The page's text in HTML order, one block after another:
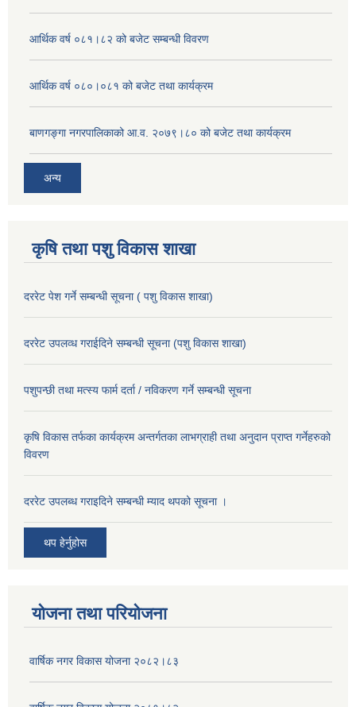
आर्थिक वर्ष ०८१।८२ को बजेट सम्बन्धी विवरण
आर्थिक वर्ष ०८०।०८१ को बजेट तथा कार्यक्रम
बाणगङ्गा नगरपालिकाको आ.व. २०७९।८० को बजेट तथा कार्यक्रम
अन्य
कृषि तथा पशु विकास शाखा
दररेट पेश गर्ने सम्बन्धी सूचना ( पशु विकास शाखा)
दररेट उपलव्ध गराईदिने सम्बन्धी सूचना (पशु विकास शाखा)
पशुपन्छी तथा मत्स्य फार्म दर्ता / नविकरण गर्ने सम्बन्धी सूचना
कृषि विकास तर्फका कार्यक्रम अन्तर्गतका लाभग्राही तथा अनुदान प्राप्त गर्नेहरुको
विवरण
दररेट उपलब्ध गराइदिने सम्बन्धी म्याद थपको सूचना ।
थप हेर्नुहोस
योजना तथा परियोजना
वार्षिक नगर विकास योजना २०८२।८३